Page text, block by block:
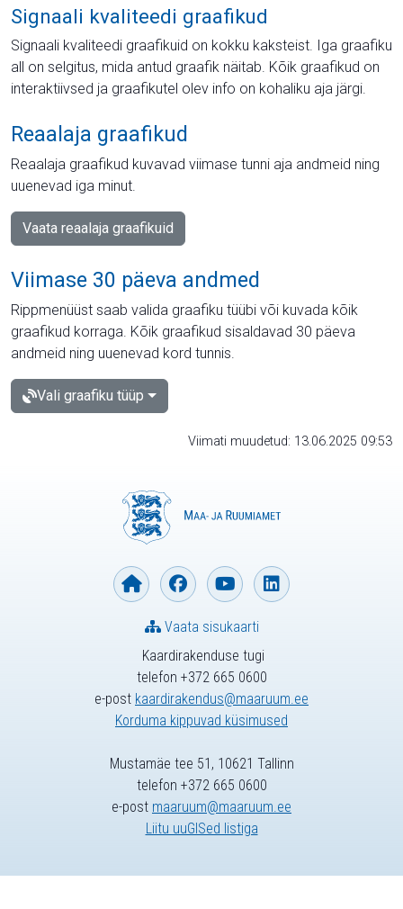
Signaali kvaliteedi graafikud
Signaali kvaliteedi graafikuid on kokku kaksteist. Iga graafiku
all on selgitus, mida antud graafik näitab. Kõik graafikud on
interaktiivsed ja graafikutel olev info on kohaliku aja järgi.
Reaalaja graafikud
Reaalaja graafikud kuvavad viimase tunni aja andmeid ning
uuenevad iga minut.
Vaata reaalaja graafikuid
Viimase 30 päeva andmed
Rippmenüüst saab valida graafiku tüübi või kuvada kõik
graafikud korraga. Kõik graafikud sisaldavad 30 päeva
andmeid ning uuenevad kord tunnis.
Vali graafiku tüüp
Viimati muudetud: 13.06.2025 09:53
Kaardirakenduse tugi
telefon +372 665 0600
e-post kaardirakendus@maaruum.ee
Korduma kippuvad küsimused
Vaata sisukaarti
Mustamäe tee 51, 10621 Tallinn
telefon +372 665 0600
e-post maaruum@maaruum.ee
Liitu uuGISed listiga